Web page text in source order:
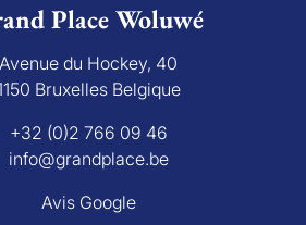
Place Woluwé
Avenue du Hockey, 40
Bruxelles Belgique
+32 (0)2 766 09 46
info@grandplace.be
Avis Google